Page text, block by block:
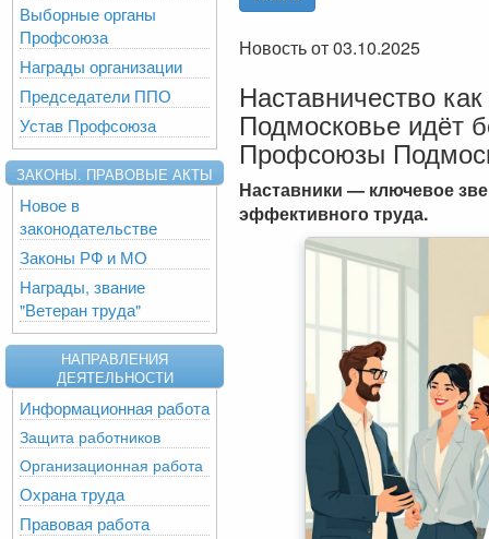
Выборные органы
Профсоюза
Награды организации
Председатели ППО
Устав Профсоюза
ЗАКОНЫ. ПРАВОВЫЕ АКТЫ
Новое в
законодательстве
Законы РФ и МО
Награды, звание
"Ветеран труда"
НАПРАВЛЕНИЯ
ДЕЯТЕЛЬНОСТИ
Информационная работа
Защита работников
Организационная работа
Охрана труда
Правовая работа
Новость от 03.10.2025
Наставничество
Подмосковье
Профсоюзы
Наставники — ключевое
эффективного труда.